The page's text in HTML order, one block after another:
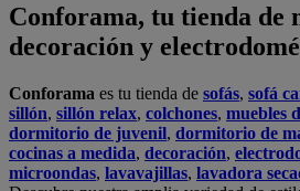
Conforama, tu tienda de
decoración y
Conforama es tu tienda de sofás, sofá
sillón, sillón relax, colchones, muebles
dormitorio de juvenil, dormitorio de
cocinas a medida, decoración,
microondas, lavavajillas, lavadora